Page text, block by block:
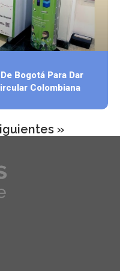
Bogotá Para Dar
Colombiana
»